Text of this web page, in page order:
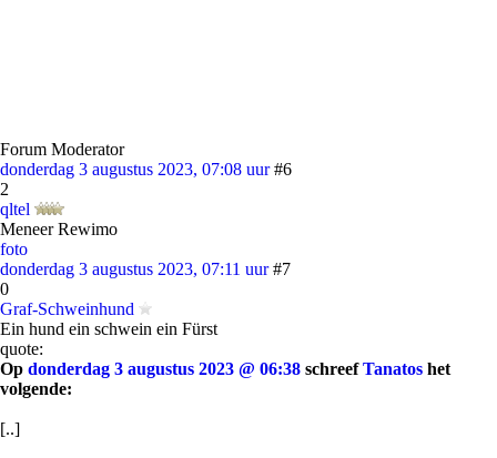
Forum Moderator
donderdag 3 augustus 2023, 07:08 uur #6
2
qltel
Meneer Rewimo
foto
donderdag 3 augustus 2023, 07:11 uur #7
0
Graf-Schweinhund
Ein hund ein schwein ein Fürst
quote:
Op donderdag 3 augustus 2023 @ 06:38 schreefTanatos het
volgende:
[..]